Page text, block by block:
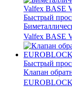
Быстрый
Valfex BASE
Быстрый
Клапан